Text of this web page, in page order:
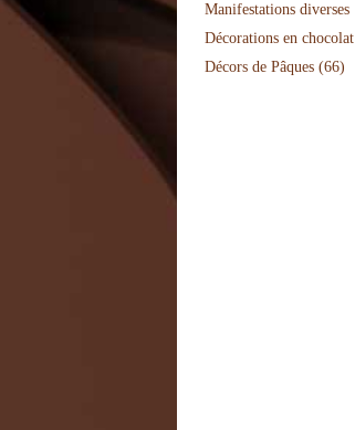
Manifestations diverses
Décorations en chocolat
Décors de Pâques (66)